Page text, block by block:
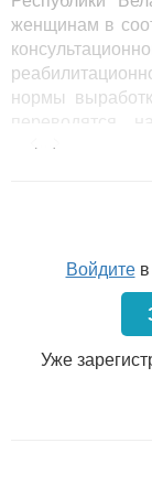
женщинам в
нормы
переводятся
и
легкая
наниматель
женщину.
в
в организации.
Войдитев
Уже